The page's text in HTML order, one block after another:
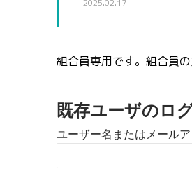
2025.02.17
組合員専用です。組合員
既存ユーザのロ
ユーザー名またはメールア